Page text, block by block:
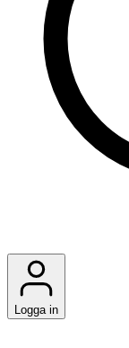
Logga in